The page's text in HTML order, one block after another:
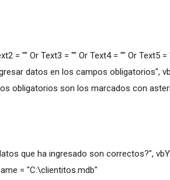
= "" Or Text3 = "" Or Text4 = "" Or Text5
datos en los campos obligatorios",
obligatorios son los marcados con
que ha ingresado son correctos?",
= "C:\clientitos.mdb"